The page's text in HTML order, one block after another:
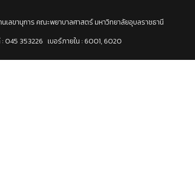
เลขานุการ คณะพยาบาลศาสตร์ มหาวิทยาลัยอุบลราชธานี
: 045 353226 เบอร์ภายใน : 6001, 6020